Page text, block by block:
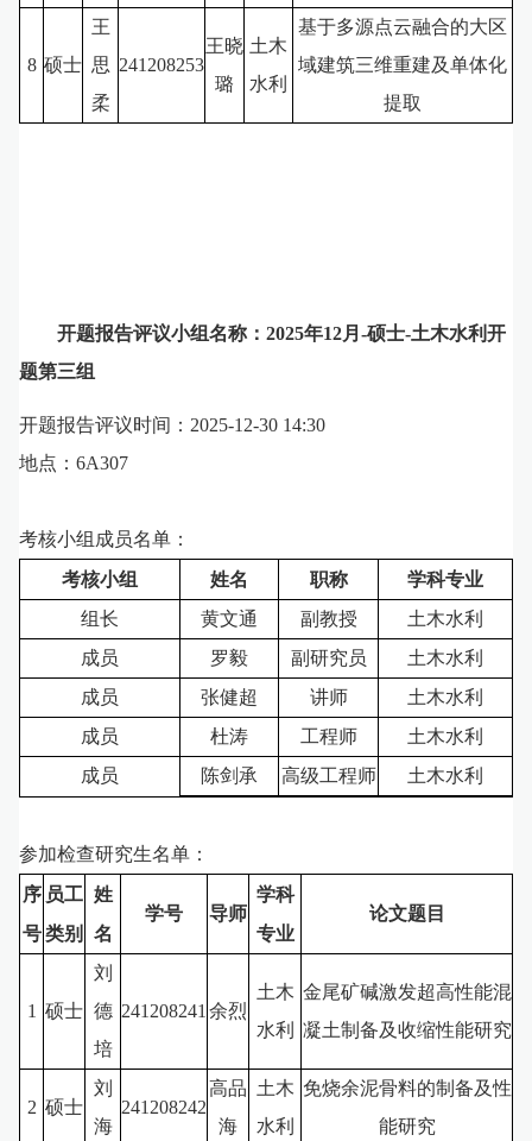
8 硕士
王
思
柔
241208253
王晓
璐
土木
水利
基于多源点云融合的大区
域建筑三维重建及单体化
提取
开题报告评议小组名称：2025年12月-硕士-土木水利开
题第三组
开题报告评议时间：2025-12-30 14:30
地点：6A307
考核小组成员名单：
考核小组
姓名 职称
学科专业
组长
黄文通 副教授
土木水利
成员
罗毅 副研究员
土木水利
成员
张健超 讲师
土木水利
成员
杜涛 工程师
土木水利
成员
陈剑承 高级工程师 土木水利
参加检查研究生名单：
序
号
员工
类别
姓
名
学号 导师
学科
专业
论文题目
1 硕士
刘
德
培
241208241余烈
土木
水利
金尾矿碱激发超高性能混
凝土制备及收缩性能研究
2 硕士
刘
海
241208242
高品
海
土木
水利
免烧余泥骨料的制备及性
能研究